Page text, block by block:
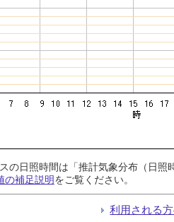
の日照時間は「推計気象分布（日
の補足説明をご覧ください。
利用される